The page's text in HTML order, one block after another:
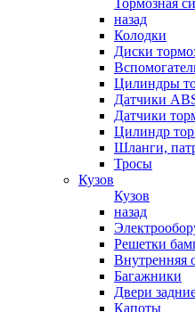
Тормозная
назад
Колодки
Диски
Цилиндры
Датчики
Датчики
Цилиндр
Шланги,
Тросы
Кузов
Кузов
назад
Решетки
Внутренняя
Багажники
Двери
Капоты